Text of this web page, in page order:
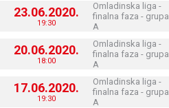
23.06.2020.
19:30
Omladinska liga -
finalna faza - grupa
A
20.06.2020.
18:00
Omladinska liga -
finalna faza - grupa
A
17.06.2020.
19:30
Omladinska liga -
finalna faza - grupa
A